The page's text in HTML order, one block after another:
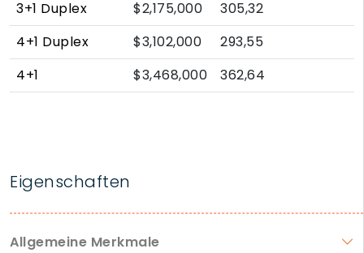
3+1 Duplex $2,175,000
305,32
4+1 Duplex
$3,102,000
293,55
4+1
$3,468,000 362,64
Eigenschaften
Allgemeine Merkmale